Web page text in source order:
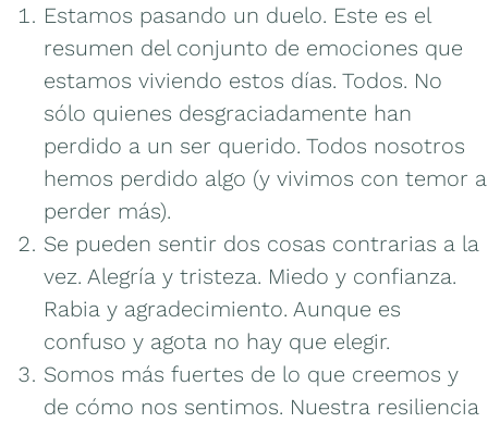
Estamos pasando un duelo. Este es el
resumen del conjunto de emociones que
estamos viviendo estos días. Todos. No
sólo quienes desgraciadamente han
perdido a un ser querido. Todos nosotros
hemos perdido algo (y vivimos con temor a
perder más).
Se pueden sentir dos cosas contrarias a la
vez. Alegría y tristeza. Miedo y confianza.
Rabia y agradecimiento. Aunque es
confuso y agota no hay que elegir.
Somos más fuertes de lo que creemos y
de cómo nos sentimos. Nuestra resiliencia